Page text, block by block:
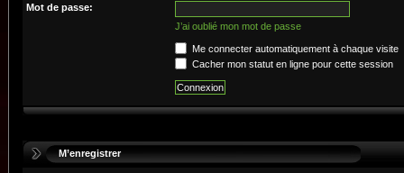
Mot de passe:
J’ai oublié mon mot de passe
Me connecter automatiquement à chaque visite
Cacher mon statut en ligne pour cette session
M’enregistrer